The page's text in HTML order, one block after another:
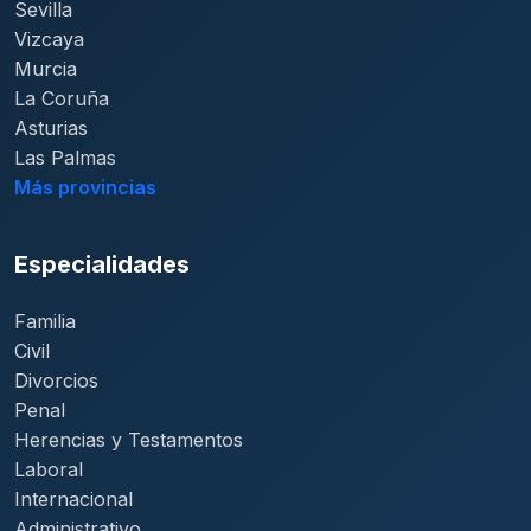
Sevilla
Vizcaya
Murcia
La Coruña
Asturias
Las Palmas
Más provincias
Especialidades
Familia
Civil
Divorcios
Penal
Herencias y Testamentos
Laboral
Internacional